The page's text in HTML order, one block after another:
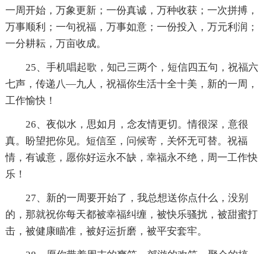
一周开始，万象更新；一份真诚，万种收获；一次拼搏，
万事顺利；一句祝福，万事如意；一份投入，万元利润；
一分耕耘，万亩收成。
25、手机唱起歌，知己三两个，短信四五句，祝福六
七声，传递八—九人，祝福你生活十全十美，新的一周，
工作愉快！
26、夜似水，思如月，念友情更切。情很深，意很
真。盼望把你见。短信至，问候寄，关怀无可替。祝福
情，有诚意，愿你好运永不缺，幸福永不绝，周一工作快
乐！
27、新的一周要开始了，我总想送你点什么，没别
的，那就祝你每天都被幸福纠缠，被快乐骚扰，被甜蜜打
击，被健康瞄准，被好运折磨，被平安套牢。